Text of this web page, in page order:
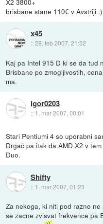
X2 3800+
brisbane stane 110€ v Avstriji :)
x45
::28. feb 2007, 21:52
Kaj pa Intel 915 D ki se da tud
Brisbane po zmogljivostih,
ma.
igor0203
:: 1. mar 2007, 00:01
Stari Pentiumi 4 so uporabni
Drgač pa itak da AMD X2 v
Duo.
Shifty
:: 1. mar 2007, 01:23
Za nekoga, ki niti pod razno
se zacne zvisvat frekvence pa